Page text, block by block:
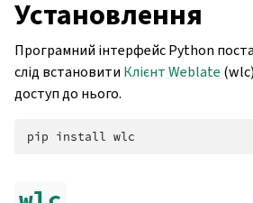
Установлення
Програмний інтерфейс Python
слід встановити Клієнт Weblate
доступ до нього.
pip install